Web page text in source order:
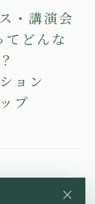
・講演会
てどんな
ョン
プ
Facebook
×